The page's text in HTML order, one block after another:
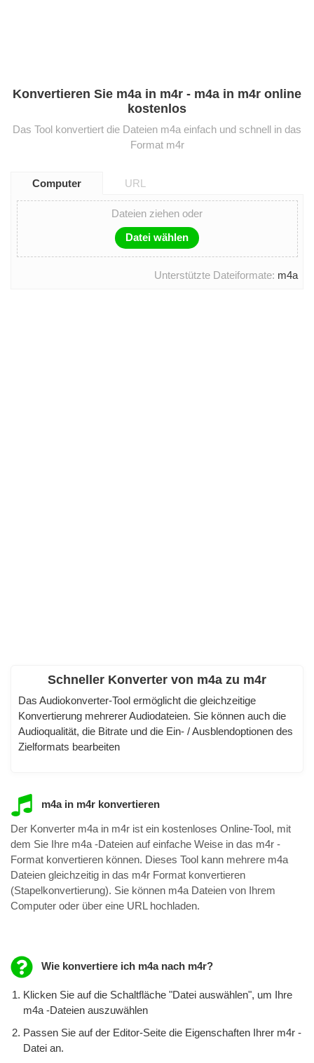
Konvertieren Sie m4a in m4r - m4a in m4r online
kostenlos
Das Tool konvertiert die Dateien m4a einfach und schnell in das
Format m4r
Computer URL
Dateien ziehen oder
Datei wählen
Unterstützte Dateiformate: m4a
Schneller Konverter von m4a zu m4r
Das Audiokonverter-Tool ermöglicht die gleichzeitige
Konvertierung mehrerer Audiodateien. Sie können auch die
Audioqualität, die Bitrate und die Ein- / Ausblendoptionen des
Zielformats bearbeiten
m4a in m4r konvertieren
Der Konverter m4a in m4r ist ein kostenloses Online-Tool, mit
dem Sie Ihre m4a -Dateien auf einfache Weise in das m4r -
Format konvertieren können. Dieses Tool kann mehrere m4a
Dateien gleichzeitig in das m4r Format konvertieren
(Stapelkonvertierung). Sie können m4a Dateien von Ihrem
Computer oder über eine URL hochladen.
Wie konvertiere ich m4a nach m4r?
Klicken Sie auf die Schaltfläche "Datei auswählen", um Ihre
m4a -Dateien auszuwählen
Passen Sie auf der Editor-Seite die Eigenschaften Ihrer m4r -
Datei an.